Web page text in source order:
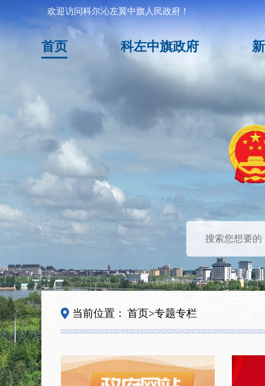
欢迎访问科尔沁左翼中旗人民政府！
首页 科左中旗政府
当前位置： 首页>专题专栏